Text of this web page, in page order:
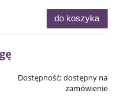
do koszyka
Dostępność:dostępny na
zamówienie